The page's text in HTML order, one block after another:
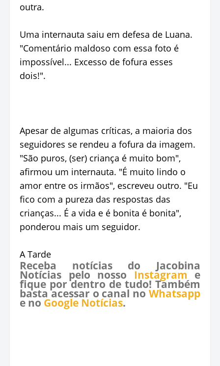
outra.
Uma internauta saiu em defesa de Luana.
"Comentário maldoso com essa foto é
impossível... Excesso de fofura esses
dois!".
Apesar de algumas críticas, a maioria dos
seguidores se rendeu a fofura da imagem.
"São puros, (ser) criança é muito bom",
afirmou um internauta. "É muito lindo o
amor entre os irmãos", escreveu outro. "Eu
fico com a pureza das respostas das
crianças... É a vida e é bonita é bonita",
ponderou mais um seguidor.
A Tarde
Receba notícias do Jacobina
Notícias pelo nosso Instagram e
fique por dentro de tudo! Também
basta acessar o canal no Whatsapp
e no Google Notícias.